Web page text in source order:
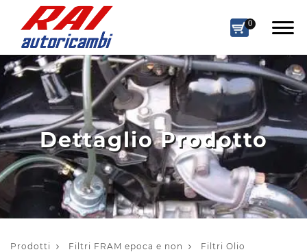
0
Dettaglio Prodotto
Prodotti Filtri FRAM epoca e non Filtri Olio